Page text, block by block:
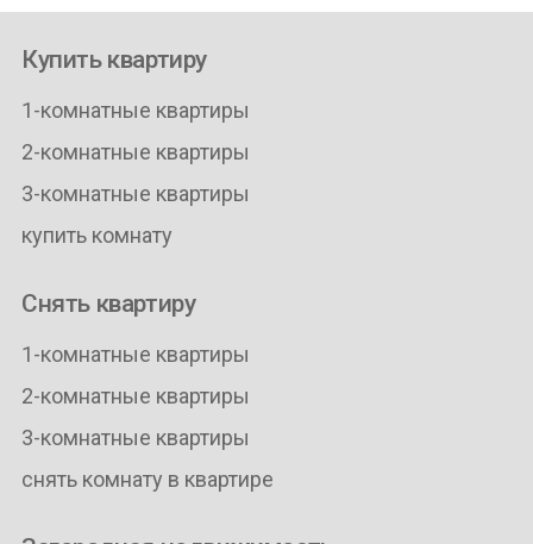
Купить квартиру
1-комнатные квартиры
2-комнатные квартиры
3-комнатные квартиры
купить комнату
Снять квартиру
1-комнатные квартиры
2-комнатные квартиры
3-комнатные квартиры
снять комнату в квартире